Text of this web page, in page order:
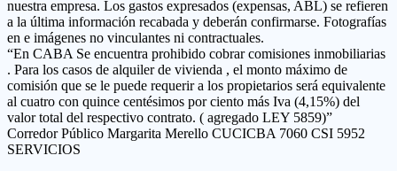
nuestra empresa. Los gastos expresados (expensas, ABL) se refieren
a la última información recabada y deberán confirmarse. Fotografías
en e imágenes no vinculantes ni contractuales.
“En CABA Se encuentra prohibido cobrar comisiones inmobiliarias
. Para los casos de alquiler de vivienda , el monto máximo de
comisión que se le puede requerir a los propietarios será equivalente
al cuatro con quince centésimos por ciento más Iva (4,15%) del
valor total del respectivo contrato. ( agregado LEY 5859)”
Corredor Público Margarita Merello CUCICBA 7060 CSI 5952
SERVICIOS